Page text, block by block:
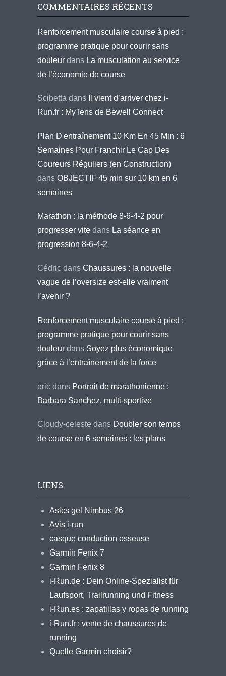
COMMENTAIRES RÉCENTS
Renforcement musculaire course à pied :
programme pratique pour courir sans
douleur dans La musculation au service
de l’économie de course
Scibetta dans
Il vient d’arriver chez i-
Run.fr : MyTens de Bewell Connect
Plan D'entraînement 10 Km En 45 Min : 6
Semaines Pour Franchir Le Cap Des
Coureurs Réguliers (en Construction)
dans OBJECTIF 45 min sur 10 km en 6
semaines
Marathon : la méthode 8-6-4-2 pour
progresser vite dans La séance en
progression 8-6-4-2
Cédric dans Chaussures : la nouvelle
vague de l’oversize est-elle vraiment
l’avenir ?
Renforcement musculaire course à pied :
programme pratique pour courir sans
douleur dans Soyez plus économique
grâce à l’entraînement de la force
eric dans Portrait de marathonienne :
Barbara Sanchez, multi-sportive
Cloudy-celeste dans Doubler son temps
de course en 6 semaines : les plans
LIENS
Asics gel Nimbus 26
Avis i-run
casque conduction osseuse
Garmin Fenix 7
Garmin Fenix 8
i-Run.de : Dein Online-Spezialist für
Laufsport, Trailrunning und Fitness
i-Run.es : zapatillas y ropas de running
i-Run.fr : vente de chaussures de
running
Quelle Garmin choisir?